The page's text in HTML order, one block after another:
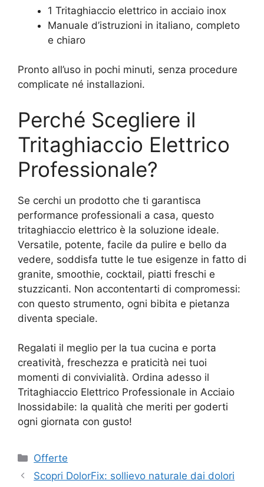
1 Tritaghiaccio elettrico in acciaio inox
Manuale d’istruzioni in italiano, completo
e chiaro
Pronto all’uso in pochi minuti, senza procedure
complicate né installazioni.
Perché Scegliere il
Tritaghiaccio Elettrico
Professionale?
Se cerchi un prodotto che ti garantisca
performance professionali a casa, questo
tritaghiaccio elettrico è la soluzione ideale.
Versatile, potente, facile da pulire e bello da
vedere, soddisfa tutte le tue esigenze in fatto di
granite, smoothie, cocktail, piatti freschi e
stuzzicanti. Non accontentarti di compromessi:
con questo strumento, ogni bibita e pietanza
diventa speciale.
Regalati il meglio per la tua cucina e porta
creatività, freschezza e praticità nei tuoi
momenti di convivialità. Ordina adesso il
Tritaghiaccio Elettrico Professionale in Acciaio
Inossidabile: la qualità che meriti per goderti
ogni giornata con gusto!
Categorie
Offerte
Scopri DolorFix: sollievo naturale dai dolori